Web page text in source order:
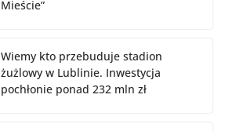
Mieście”
Wiemy kto przebuduje stadion
żużlowy w Lublinie. Inwestycja
pochłonie ponad 232 mln zł